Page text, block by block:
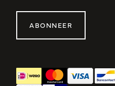
ABONNEER